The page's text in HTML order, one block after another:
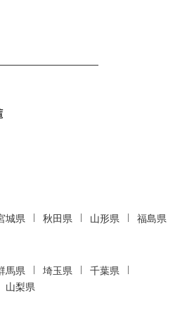
城県 秋田県 山形県 福島県
馬県 埼玉県
千葉県
山梨県